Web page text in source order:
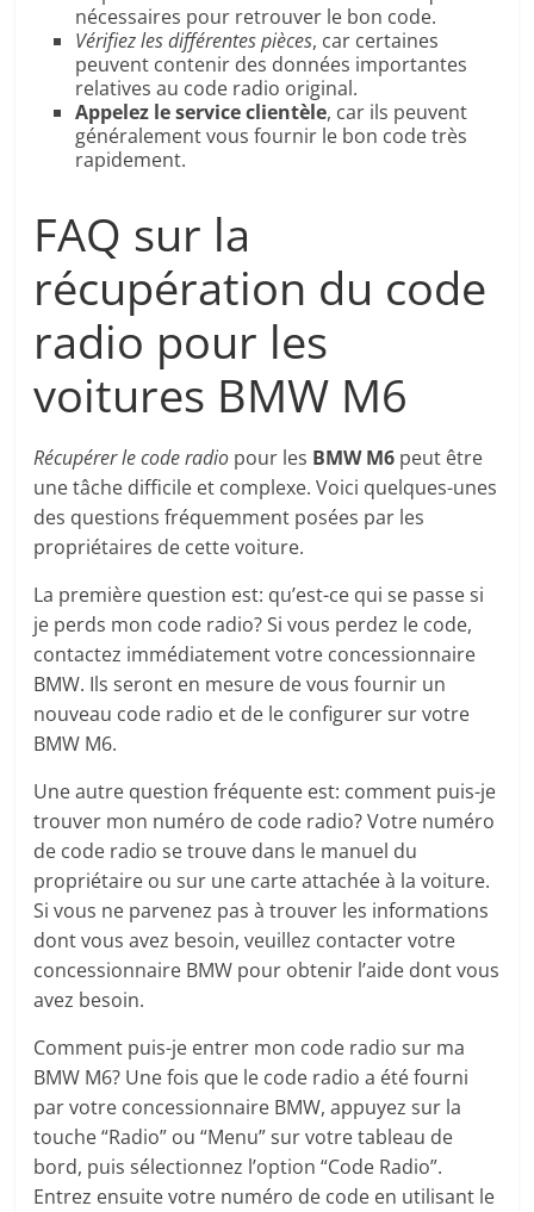
nécessaires pour retrouver le bon code.
Vérifiez les différentes pièces, car certaines
peuvent contenir des données importantes
relatives au code radio original.
Appelez le service clientèle, car ils peuvent
généralement vous fournir le bon code très
rapidement.
FAQ sur la
récupération du code
radio pour les
voitures BMW M6
Récupérer le code radio pour les BMW M6 peut être
une tâche difficile et complexe. Voici quelques-unes
des questions fréquemment posées par les
propriétaires de cette voiture.
La première question est: qu’est-ce qui se passe si
je perds mon code radio? Si vous perdez le code,
contactez immédiatement votre concessionnaire
BMW. Ils seront en mesure de vous fournir un
nouveau code radio et de le configurer sur votre
BMW M6.
Une autre question fréquente est: comment puis-je
trouver mon numéro de code radio? Votre numéro
de code radio se trouve dans le manuel du
propriétaire ou sur une carte attachée à la voiture.
Si vous ne parvenez pas à trouver les informations
dont vous avez besoin, veuillez contacter votre
concessionnaire BMW pour obtenir l’aide dont vous
avez besoin.
Comment puis-je entrer mon code radio sur ma
BMW M6? Une fois que le code radio a été fourni
par votre concessionnaire BMW, appuyez sur la
touche “Radio” ou “Menu” sur votre tableau de
bord, puis sélectionnez l’option “Code Radio”.
Entrez ensuite votre numéro de code en utilisant le